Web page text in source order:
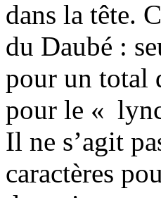
dans la tête.
du Daubé :
pour un total
pour le «
Il ne s’agit
caractères